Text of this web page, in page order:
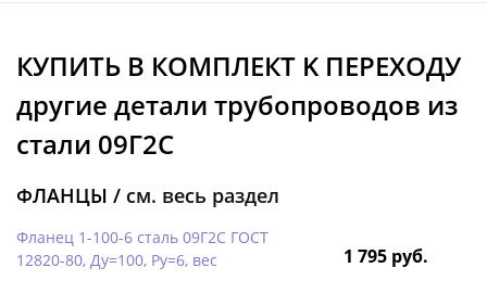
КУПИТЬ В КОМПЛЕКТ K ПЕРЕХОДУ
другие детали трубопроводов из
стали 09Г2С
ФЛАНЦЫ / см. весь раздел
Фланец 1-100-6 сталь 09Г2С ГОСТ
12820-80, Ду=100, Ру=6, вес
1 795 руб.